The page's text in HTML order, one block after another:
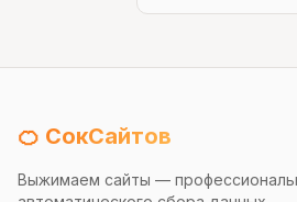
🍊 СокСайтов
Выжимаем сайты —